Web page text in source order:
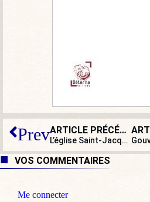
Prev ARTICLE PRÉCÉDENT
L’église Saint-Jacques de Grenoble a été incendiée…
VOS COMMENTAIRES
Me connecter